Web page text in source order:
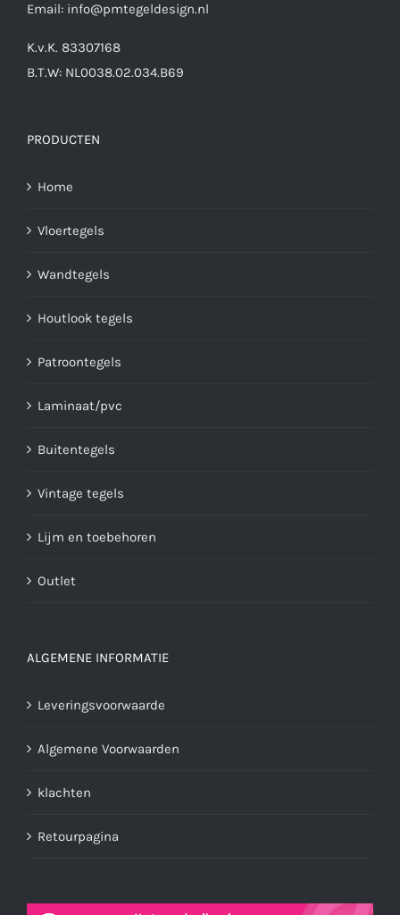
Email: info@pmtegeldesign.nl
K.v.K. 83307168
B.T.W: NL0038.02.034.B69
PRODUCTEN
Home
Vloertegels
Wandtegels
Houtlook tegels
Patroontegels
Laminaat/pvc
Buitentegels
Vintage tegels
Lijm en toebehoren
Outlet
ALGEMENE INFORMATIE
Leveringsvoorwaarde
Algemene Voorwaarden
klachten
Retourpagina